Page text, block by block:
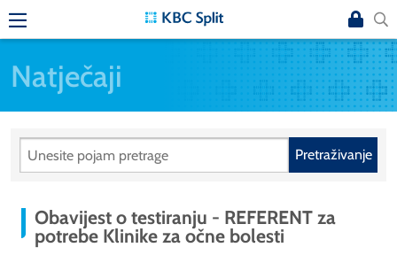
Natječaji
Pretraživanje
Obavijest o testiranju - REFERENT za
potrebe Klinike za očne bolesti